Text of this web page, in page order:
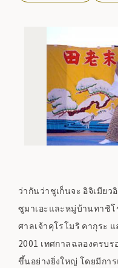
ว่ากันว่าชูเก็นจะ อิจิเมีย
ซูมาเอะและหมู่บ้านทาชิโ
ศาลเจ้าคุโรโมริ คากุระ
2001 เทศกาลฉลองครบร
ขึ้นอย่างยิ่งใหญ่ โดยมีการ